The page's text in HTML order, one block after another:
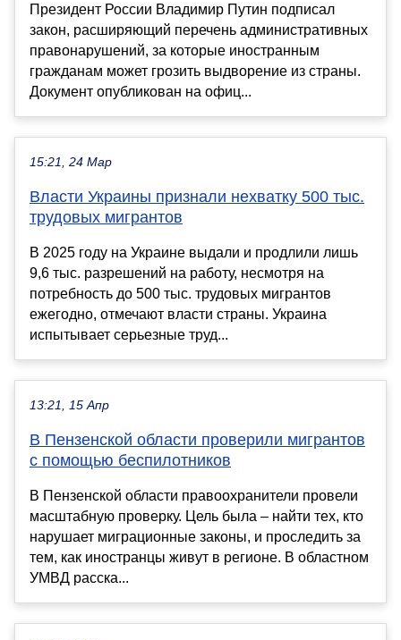
Президент России Владимир Путин подписал
закон, расширяющий перечень административных
правонарушений, за которые иностранным
гражданам может грозить выдворение из страны.
Документ опубликован на офиц...
15:21, 24 Мар
Власти Украины признали нехватку 500 тыс.
трудовых мигрантов
В 2025 году на Украине выдали и продлили лишь
9,6 тыс. разрешений на работу, несмотря на
потребность до 500 тыс. трудовых мигрантов
ежегодно, отмечают власти страны. Украина
испытывает серьезные труд...
13:21, 15 Апр
В Пензенской области проверили мигрантов
с помощью беспилотников
В Пензенской области правоохранители провели
масштабную проверку. Цель была – найти тех, кто
нарушает миграционные законы, и проследить за
тем, как иностранцы живут в регионе. В областном
УМВД расска...